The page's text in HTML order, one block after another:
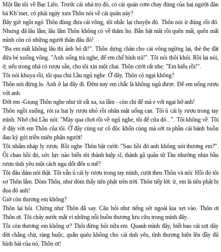
Một lần tôi về Bạc Liêu. Trước cái nhà trọ đó, có cái quán cơm chay đúng của hai người đàn
bà Kh’mer, có phải ngày xưa Thôn nói về cái quán này?
Bây giờ ngồi ngó Thôn đùng đưa cái võng, tôi nhắc lại chuyện đó. Thôn nói ừ đúng rồi đó.
Nhưng đã lâu lắm, lâu lắm Thôn không có về thăm họ. Bằn bặt mãi rồi quên mất, quên mất
mình còn có những người thân đâu đó!
"Ba em mất không lâu thì ảnh bỏ đi!". Thôn dựng chân cho cái võng ngừng lại, thè thẹ đặt
đứa bé xuống võng. "Anh uống trà nghe, để em chế bình trà!". Tôi nói thôi khỏi. Rồi lại nói,
ờ, nếu trong nhà có rượu sẵn, cho tôi xin một chai. Thôn cười rất nhẹ: "Em hiểu rồi!".
Tôi nói khuya rồi, tôi qua chú Lầu ngủ nghe. Ở đây, Thôn có ngại không?
Thôn nói đừng lo. Anh ở lại đây đi. Đêm nay em chắc là không ngủ được. Để em uống rượu
với anh.
Đời em -Giọng Thôn nghe như từ rất xa, xa lắm - còn chi để mà e với ngại hở anh!
Thôn ngồi xuống, rót ra hai ly rượu nhỏ rồi nhăn mặt uống cạn. Tôi ủ cái ly rượu trong tay
mình. Nhớ chú Lầu nói: "Mày qua chơi rồi về ngủ nghe, tôi để cửa đó...". Tôi không về. Tôi
ở đây với em Thôn của tôi. Ở đây cùng sự cô độc khốn cùng mà sớt ra phần cái bánh buồn
đau ký gửi triền miên phận người!
Tôi nhấm nháp ly rượu. Rồi nghe Thôn bật cười: "Sao hồi đó anh không nói thương em?".
Ôi chao hồi đó, sức lực nào biến tôi thành hiệp sĩ, thành gã quân tử Tàu nhường nhịn bầu
rượu tình yêu một cách ngu dốt đến u mê?
Tôi đâu dám nói thật. Tôi vẫn ủ cái ly rượu trong tay mình, cười theo Thôn và nói: Hồi đó tôi
sợ Thôn lắm. Dòm Thôn, như dòm thấy tiên phật trên trời. Thôn tiếp lời: ừ, em là tiên phật bị
đọa đó anh!
Giờ còn thương em không?
Thôn lại hỏi. Chừng như Thôn đã say. Câu hỏi như tiếng sét ngoài kia xẹt vào. Thôn ơi
Thôn ơi. Tôi chảy nước mắt vì những nỗi buồn thương lưu cữu trong mình đây...
Tôi còn thương em không ư? Thôi đừng hỏi nữa em. Quanh mình đây, biết bao cái sợi dây
đời chằng chịt, ràng buộc, quắn quéo không cho cái tình yêu, tình thương hiện lên đầy đủ
hình hài của nó, Thôn ơi!